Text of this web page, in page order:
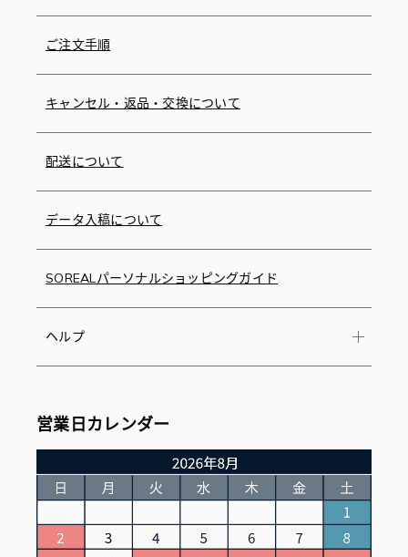
ご注文手順
キャンセル・返品・交換について
配送について
データ入稿について
SOREALパーソナルショッピングガイド
ヘルプ
営業日カレンダー